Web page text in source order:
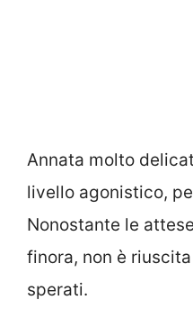
Annata molto
livello agonistico,
Nonostante le
finora, non è
sperati.